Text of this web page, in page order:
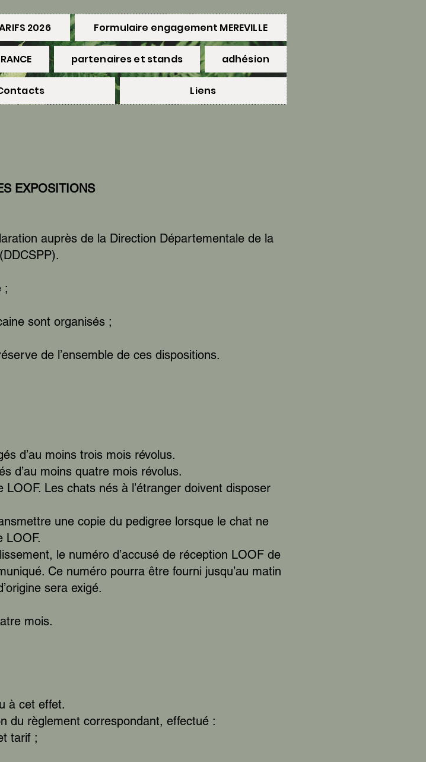
2026 Formulaire engagement MEREVILLE
partenaires et stands adhésion
Liens
EXPOSITIONS
auprès de la Direction Départementale de la
;
sont organisés ;
de l’ensemble de ces dispositions.
d’au moins trois mois révolus.
d’au moins quatre mois révolus.
Les chats nés à l’étranger doivent disposer
une copie du pedigree lorsque le chat ne
LOOF.
le numéro d’accusé de réception LOOF de
Ce numéro pourra être fourni jusqu’au matin
sera exigé.
mois.
à cet effet.
du règlement correspondant, effectué :
tarif ;